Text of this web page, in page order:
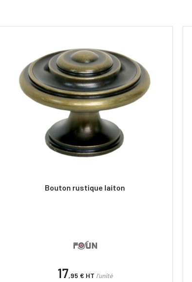
Bouton rustique laiton
17,95 € HT l'unité